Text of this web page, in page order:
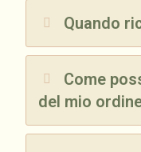
Quando
Come
del mio